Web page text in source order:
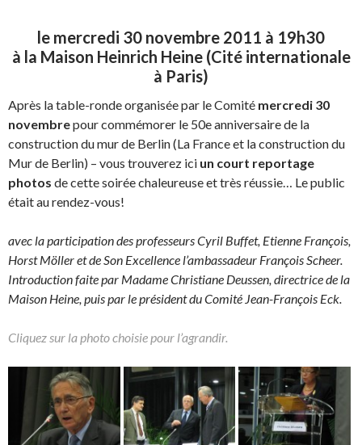
le mercredi 30 novembre 2011 à 19h30
à la Maison Heinrich Heine (Cité internationale
à Paris)
Après la table-ronde organisée par le Comité mercredi 30
novembrepour commémorer le 50e anniversaire de la
construction du mur de Berlin (La France et la construction du
Mur de Berlin) – vous trouverez ici un court reportage
photos de cette soirée chaleureuse et très réussie… Le public
était au rendez-vous!
avec la participation des professeurs Cyril Buffet, Etienne François,
Horst Möller et de Son Excellence l’ambassadeur François Scheer.
Introduction faite par MadameChristiane Deussen, directrice de la
Maison Heine, puis par le président du Comité Jean-François Eck.
Cliquez sur la photo choisie pour l’agrandir.